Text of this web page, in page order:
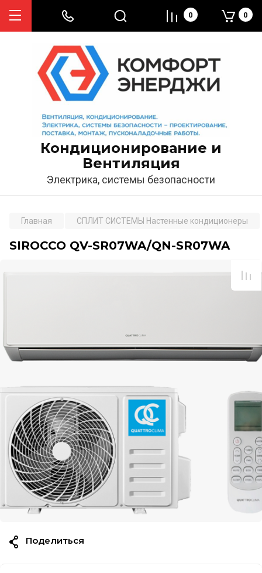
Кондиционирование и
Вентиляция
Электрика, системы безопасности
0 0
Главная СПЛИТ СИСТЕМЫ Настенные кондиционеры
SIROCCO QV-SR07WA/QN-SR07WA
Поделиться